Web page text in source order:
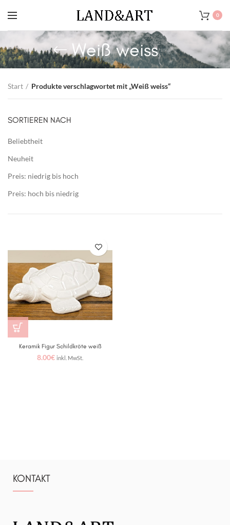
0
Weiß weiss
Start Produkte verschlagwortet mit „Weiß weiss“
SORTIEREN NACH
Beliebtheit
Neuheit
Preis: niedrig bis hoch
Preis: hoch bis niedrig
Keramik Figur Schildkröte weiß
8.00€ inkl. MwSt.
KONTAKT